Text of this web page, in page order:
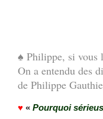
♠ Philippe, si vous
On a entendu des
de Philippe
♥ « Pourquoi